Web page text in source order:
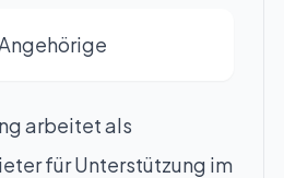
arbeitet als
für Unterstützung im